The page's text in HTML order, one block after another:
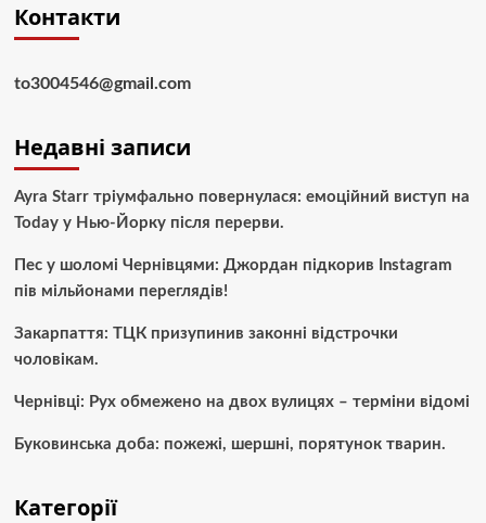
Контакти
to3004546@gmail.com
Недавні записи
Ayra Starr тріумфально повернулася: емоційний виступ на
Today у Нью-Йорку після перерви.
Пес у шоломі Чернівцями: Джордан підкорив Instagram
пів мільйонами переглядів!
Закарпаття: ТЦК призупинив законні відстрочки
чоловікам.
Чернівці: Рух обмежено на двох вулицях – терміни відомі
Буковинська доба: пожежі, шершні, порятунок тварин.
Категорії